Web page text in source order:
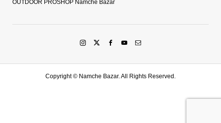
OUTDOOR PROSHOP Namche Bazar
Copyright © Namche Bazar. All Rights Reserved.